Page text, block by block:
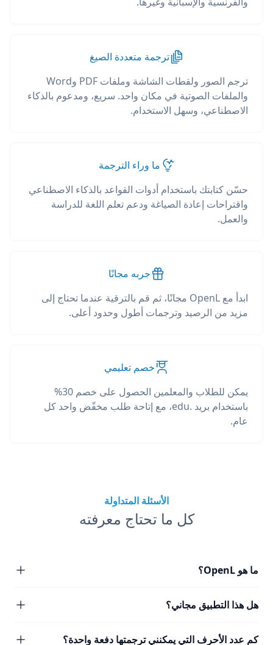
ترجمة متعددة الصيغ
ترجم الصور ولقطات الشاشة وملفات PDF وWord
والملفات الصوتية في مكان واحد. سريع، ومدعوم بالذكاء
الاصطناعي، وسهل الاستخدام.
ما وراء الترجمة
حسّن كتابتك باستخدام أدوات القواعد بالذكاء الاصطناعي
واقتراحات إعادة الصياغة ودعم تعلم اللغة للدراسة
والعمل.
جربه مجانًا
ابدأ مع OpenL مجانًا، ثم قم بالترقية عندما تحتاج إلى
مزيد من الرصيد وترجمات أطول وحدود أعلى.
خصم تعليمي
يمكن للطلاب والمعلمين الحصول على خصم 30%
باستخدام بريد .edu، مع إتاحة طلب مخفّض واحد كل
عام.
الأسئلة المتداولة
كل ما تحتاج معرفته
ما هو OpenL؟
هل هذا التطبيق مجاني؟
كم عدد الأحرف التي يمكنني ترجمتها دفعة واحدة؟